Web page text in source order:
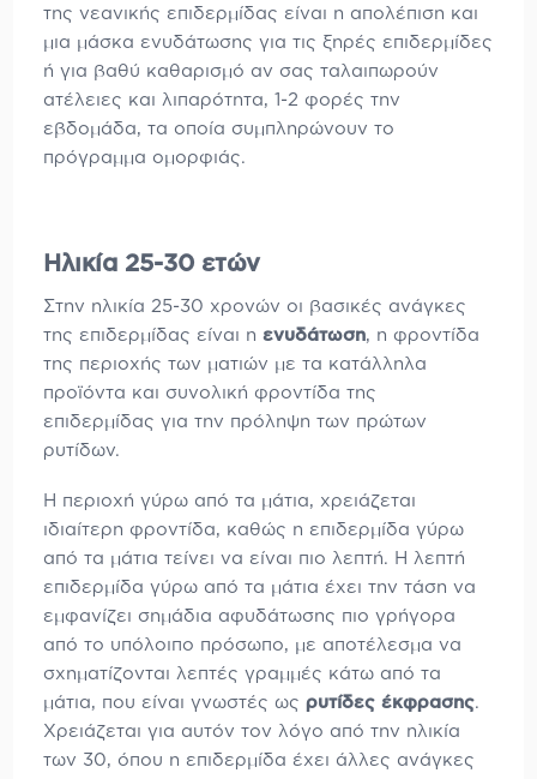
της νεανικής επιδερμίδας είναι η απολέπιση και
μια μάσκα ενυδάτωσης για τις ξηρές επιδερμίδες
ή για βαθύ καθαρισμό αν σας ταλαιπωρούν
ατέλειες και λιπαρότητα, 1-2 φορές την
εβδομάδα, τα οποία συμπληρώνουν το
πρόγραμμα ομορφιάς.
Ηλικία 25-30 ετών
Στην ηλικία 25-30 χρονών οι βασικές ανάγκες
της επιδερμίδας είναι ηενυδάτωση, η φροντίδα
της περιοχής των ματιών με τα κατάλληλα
προϊόντα και συνολική φροντίδα της
επιδερμίδας για την πρόληψη των πρώτων
ρυτίδων.
Η περιοχή γύρω από τα μάτια, χρειάζεται
ιδιαίτερη φροντίδα, καθώς η επιδερμίδα γύρω
από τα μάτια τείνει να είναι πιο λεπτή. Η λεπτή
επιδερμίδα γύρω από τα μάτια έχει την τάση να
εμφανίζει σημάδια αφυδάτωσης πιο γρήγορα
από το υπόλοιπο πρόσωπο, με αποτέλεσμα να
σχηματίζονται λεπτές γραμμές κάτω από τα
μάτια, που είναι γνωστές ωςρυτίδες έκφρασης.
Χρειάζεται για αυτόν τον λόγο από την ηλικία
των 30, όπου η επιδερμίδα έχει άλλες ανάγκες